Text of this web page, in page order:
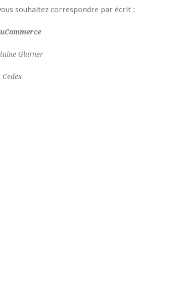
souhaitez correspondre par écrit :
Glarner
Cedex